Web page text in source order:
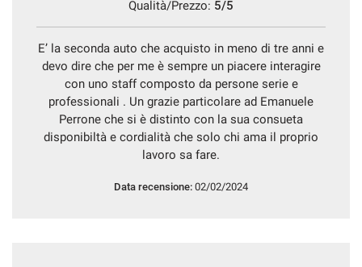
Qualità/Prezzo: 5/5
E’ la seconda auto che acquisto in meno di tre anni e
devo dire che per me è sempre un piacere interagire
con uno staff composto da persone serie e
professionali . Un grazie particolare ad Emanuele
Perrone che si è distinto con la sua consueta
disponibiltà e cordialità che solo chi ama il proprio
lavoro sa fare.
Data recensione: 02/02/2024